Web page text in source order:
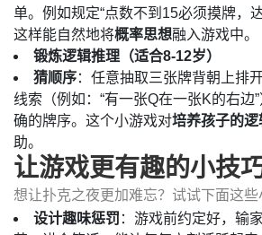
单。例如规定“点数不到15必须摸牌，
这样能自然地将概率思想融入游戏中。
锻炼逻辑推理（适合8-12岁）
猜顺序：任意抽取三张牌背朝上排
线索（例如：“有一张Q在一张K的右边
确的牌序。这个小游戏对培养孩子的
助。
让游戏更有趣的小技
想让扑克之夜更加难忘？试试下面这些
设计趣味惩罚 ：游戏前约定好，输